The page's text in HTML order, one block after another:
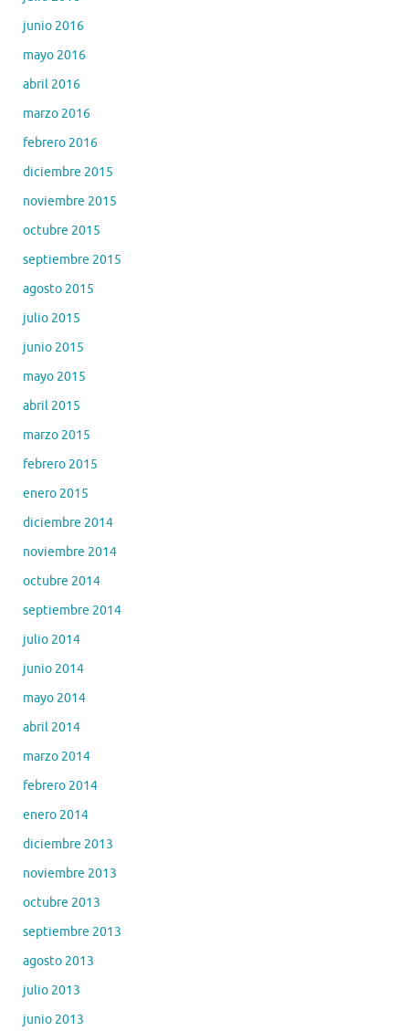
junio 2016
mayo 2016
abril 2016
marzo 2016
febrero 2016
diciembre 2015
noviembre 2015
octubre 2015
septiembre 2015
agosto 2015
julio 2015
junio 2015
mayo 2015
abril 2015
marzo 2015
febrero 2015
enero 2015
diciembre 2014
noviembre 2014
octubre 2014
septiembre 2014
julio 2014
junio 2014
mayo 2014
abril 2014
marzo 2014
febrero 2014
enero 2014
diciembre 2013
noviembre 2013
octubre 2013
septiembre 2013
agosto 2013
julio 2013
junio 2013